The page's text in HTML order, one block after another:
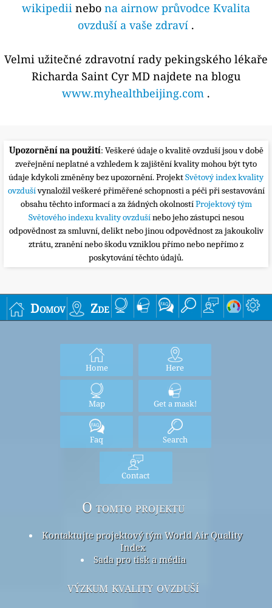
wikipedii nebo na airnow průvodce Kvalita
ovzduší a vaše zdraví .
Velmi užitečné zdravotní rady pekingského lékaře
Richarda Saint Cyr MD najdete na blogu
www.myhealthbeijing.com .
Upozornění na použití: Veškeré údaje o kvalitě ovzduší jsou v době
zveřejnění neplatné a vzhledem k zajištění kvality mohou být tyto
údaje kdykoli změněny bez upozornění. ProjektSvětový index kvality
ovzdušívynaložil veškeré přiměřené schopnosti a péči při sestavování
obsahu těchto informací a za žádných okolnostíProjektový tým
Světového indexu kvality ovzdušínebo jeho zástupci nesou
odpovědnost za smluvní, delikt nebo jinou odpovědnost za jakoukoliv
ztrátu, zranění nebo škodu vzniklou přímo nebo nepřímo z
poskytování těchto údajů.
Domov Zde
Home Here
Map Get a mask!
Faq Search
Contact
O tomto projektu
Kontaktujte projektový tým World Air Quality
Index
Sada pro tisk a média
výzkum kvality ovzduší